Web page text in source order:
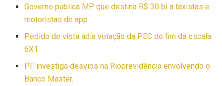
Governo publica MP que destina R$ 30 bi a taxistas e
motoristas de app.
Pedido de vista adia votação da PEC do fim da escala
6X1.
PF investiga desvios na Rioprevidência envolvendo o
Banco Master.